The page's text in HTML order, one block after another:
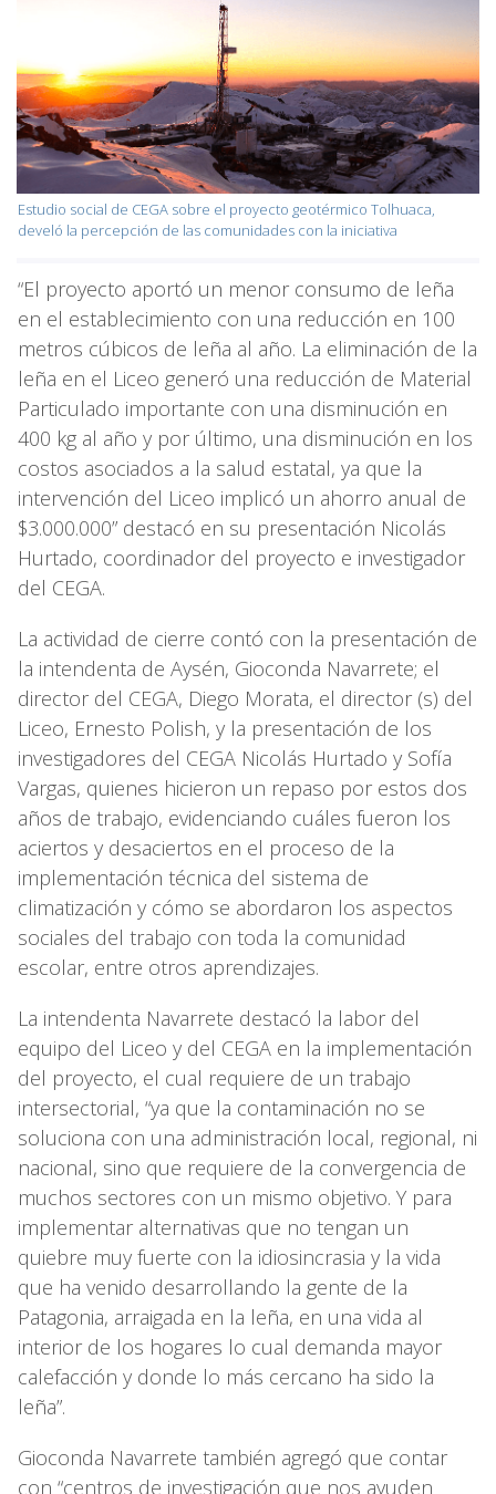
Estudio social de CEGA sobre el proyecto geotérmico Tolhuaca,
develó la percepción de las comunidades con la iniciativa
“El proyecto aportó un menor consumo de leña
en el establecimiento con una reducción en 100
metros cúbicos de leña al año. La eliminación de la
leña en el Liceo generó una reducción de Material
Particulado importante con una disminución en
400 kg al año y por último, una disminución en los
costos asociados a la salud estatal, ya que la
intervención del Liceo implicó un ahorro anual de
$3.000.000” destacó en su presentación Nicolás
Hurtado, coordinador del proyecto e investigador
del CEGA.
La actividad de cierre contó con la presentación de
la intendenta de Aysén, Gioconda Navarrete; el
director del CEGA, Diego Morata, el director (s) del
Liceo, Ernesto Polish, y la presentación de los
investigadores del CEGA Nicolás Hurtado y Sofía
Vargas, quienes hicieron un repaso por estos dos
años de trabajo, evidenciando cuáles fueron los
aciertos y desaciertos en el proceso de la
implementación técnica del sistema de
climatización y cómo se abordaron los aspectos
sociales del trabajo con toda la comunidad
escolar, entre otros aprendizajes.
La intendenta Navarrete destacó la labor del
equipo del Liceo y del CEGA en la implementación
del proyecto, el cual requiere de un trabajo
intersectorial, “ya que la contaminación no se
soluciona con una administración local, regional, ni
nacional, sino que requiere de la convergencia de
muchos sectores con un mismo objetivo. Y para
implementar alternativas que no tengan un
quiebre muy fuerte con la idiosincrasia y la vida
que ha venido desarrollando la gente de la
Patagonia, arraigada en la leña, en una vida al
interior de los hogares lo cual demanda mayor
calefacción y donde lo más cercano ha sido la
leña”.
Gioconda Navarrete también agregó que contar
con “centros de investigación que nos ayuden